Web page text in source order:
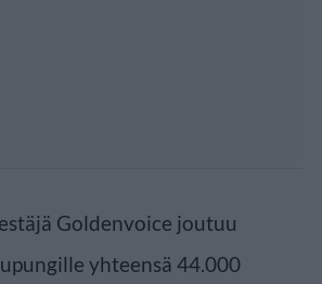
Goldenvoice joutuu
yhteensä 44.000